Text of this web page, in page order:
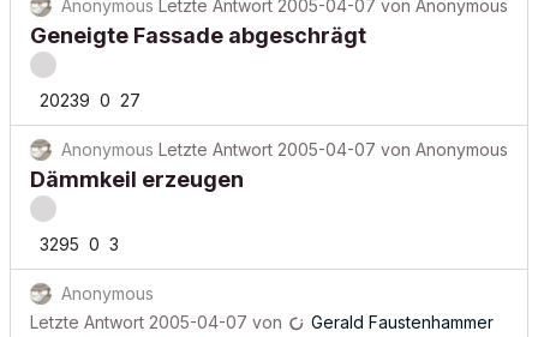
Anonymous Letzte Antwort 2005-04-07 von Anonymous
Geneigte Fassade abgeschrägt
20239 0 27
Anonymous Letzte Antwort 2005-04-07 von Anonymous
Dämmkeil erzeugen
3295 0 3
Anonymous
Letzte Antwort 2005-04-07 von Gerald Faustenhammer